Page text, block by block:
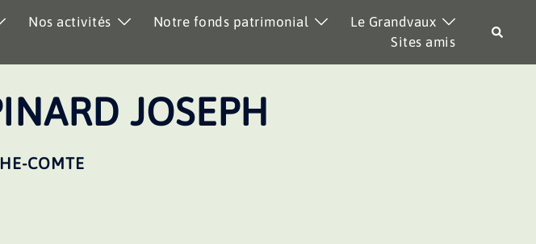
Nos activités Notre fonds patrimonial
Le Grandvaux
Sites amis
JOSEPH
COMTE